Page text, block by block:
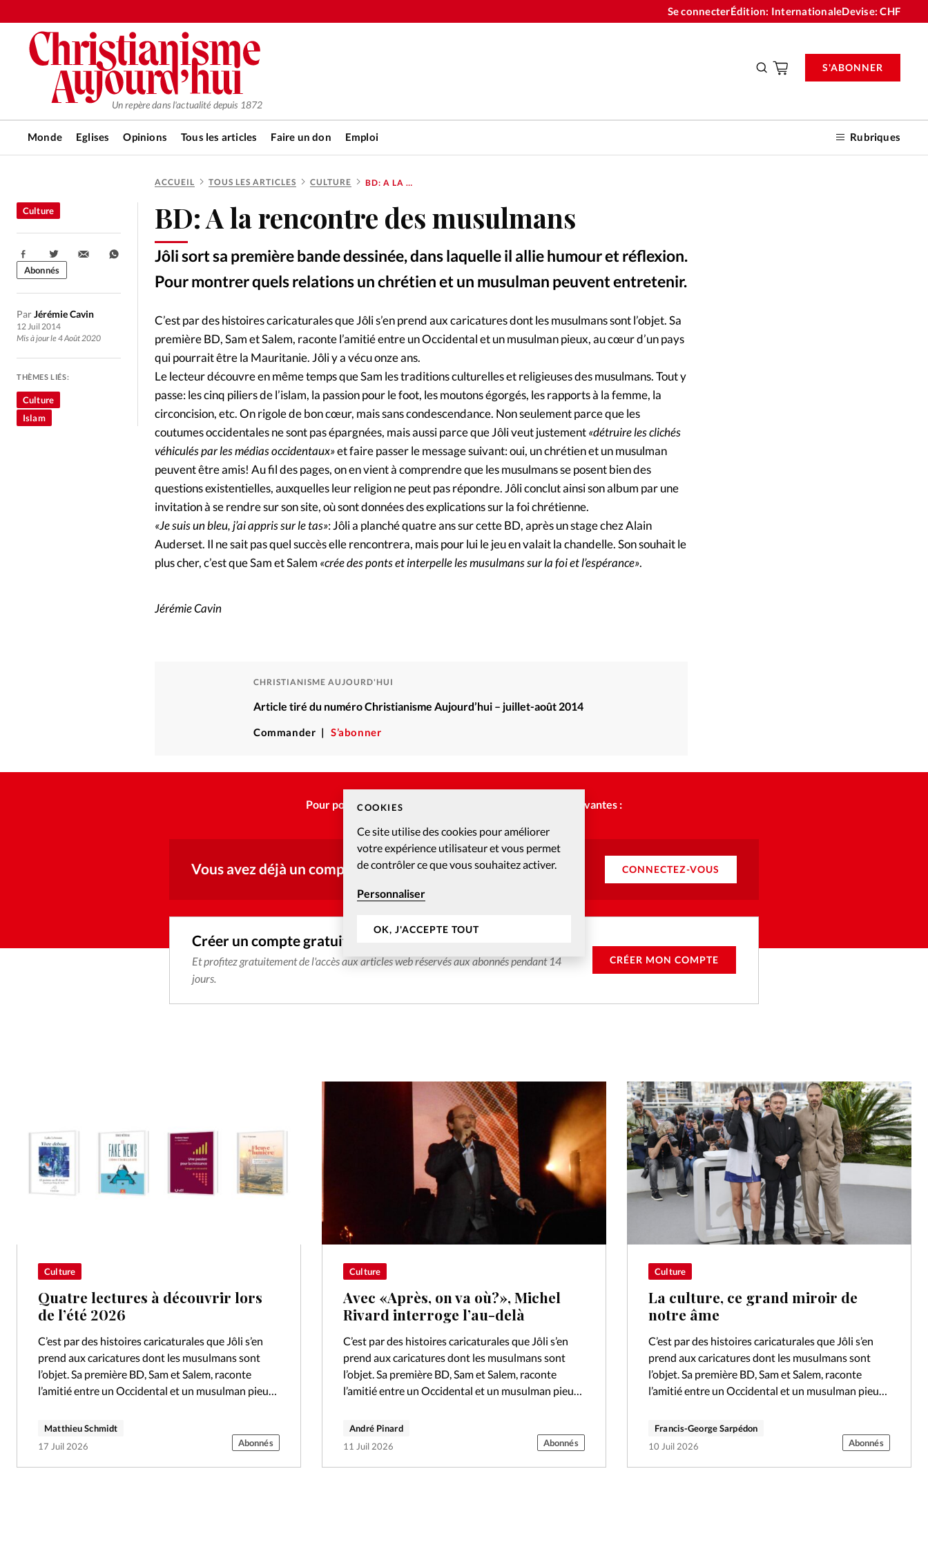
COOKIES
Ce site utilise des cookies pour améliorer
votre expérience utilisateur et vous permet
de contrôler ce que vous souhaitez activer.
Personnaliser
OK, J'ACCEPTE TOUT
Se connecterÉdition: InternationaleDevise:CHF
Un repère dans l'actualité depuis 1872
Monde Eglises Opinions Tous les articles Faire un don Emploi Rubriques
S'ABONNER
RUBRIQUES
Tous les articles
Actualité chrétienne
Actualité internationale
Chronique
Culture
Dossier Eglises
Génération réveil
Monde
Opinions
Publireportage
Relations Aujourd'hui
Tour du monde des Eglises
Vécu Vie Intérieure
Les abonnements
Faire un don
À propos
La rédaction
Mon compte
Changemement d'adresse
Nous contacter
Emploi
ACCUEIL TOUS LES ARTICLES CULTURE BD: A LA RENCONTRE DES MUSULMANS
BD: A la rencontre des musulmans
Jôli sort sa première bande dessinée, dans laquelle il allie humour et réflexion.
Pour montrer quels relations un chrétien et un musulman peuvent entretenir.
Culture
ParJérémie Cavin
12 Juil 2014
Mis à jour le 4 Août 2020
Partager:
Abonnés
THÈMES LIÉS:
Culture
Islam
C’est par des histoires caricaturales que Jôli s’en prend aux caricatures dont les musulmans sont l’objet. Sa
première BD, Sam et Salem, raconte l’amitié entre un Occidental et un musulman pieux, au cœur d’un pays
qui pourrait être la Mauritanie. Jôli y a vécu onze ans.
Le lecteur découvre en même temps que Sam les traditions culturelles et religieuses des musulmans. Tout y
passe: les cinq piliers de l’islam, la passion pour le foot, les moutons égorgés, les rapports à la femme, la
circoncision, etc. On rigole de bon cœur, mais sans condescendance. Non seulement parce que les
coutumes occidentales ne sont pas épargnées, mais aussi parce que Jôli veut justement«détruire les clichés
véhiculés par les médias occidentaux»et faire passer le message suivant: oui, un chrétien et un musulman
peuvent être amis! Au fil des pages, on en vient à comprendre que les musulmans se posent bien des
questions existentielles, auxquelles leur religion ne peut pas répondre. Jôli conclut ainsi son album par une
invitation à se rendre sur son site, où sont données des explications sur la foi chrétienne.
«Je suis un bleu, j’ai appris sur le tas»: Jôli a planché quatre ans sur cette BD, après un stage chez Alain
Auderset. Il ne sait pas quel succès elle rencontrera, mais pour lui le jeu en valait la chandelle. Son souhait le
plus cher, c’est que Sam et Salem «crée des ponts et interpelle les musulmans sur la foi et l’espérance».
Jérémie Cavin
CHRISTIANISME AUJOURD'HUI
Article tiré du numéro Christianisme Aujourd’hui – juillet-août 2014
Commander S’abonner
Pour poursuivre la lecture, choisissez une des options suivantes :
Vous avez déjà un compte ? CONNECTEZ-VOUS
Créer un compte gratuitement
Et profitez gratuitement de l'accès aux articles web réservés aux abonnés pendant 14
jours.
CRÉER MON COMPTE
Culture
Quatre lectures à découvrir lors
de l’été 2026
C’est par des histoires caricaturales que Jôli s’en
prend aux caricatures dont les musulmans sont
l’objet. Sa première BD, Sam et Salem, raconte
l’amitié entre un Occidental et un musulman pieux,
Matthieu Schmidt
17 Juil 2026
Abonnés
Culture
Avec «Après, on va où?», Michel
Rivard interroge l’au-delà
C’est par des histoires caricaturales que Jôli s’en
prend aux caricatures dont les musulmans sont
l’objet. Sa première BD, Sam et Salem, raconte
l’amitié entre un Occidental et un musulman pieux,
André Pinard
11 Juil 2026
Abonnés
Culture
La culture, ce grand miroir de
notre âme
C’est par des histoires caricaturales que Jôli s’en
prend aux caricatures dont les musulmans sont
l’objet. Sa première BD, Sam et Salem, raconte
l’amitié entre un Occidental et un musulman pieux,
Francis-George Sarpédon
10 Juil 2026
Abonnés